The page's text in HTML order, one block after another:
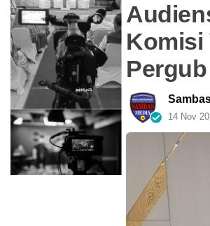
Komisi
14 Nov